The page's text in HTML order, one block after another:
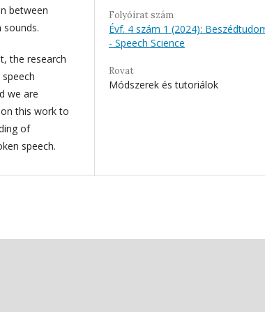
between
sounds.
the research
we are
this work to
of
speech.
Folyóirat szám
Évf. 4 szám 1 (2024):
- Speech Science
Rovat
Módszerek és tutoriálok